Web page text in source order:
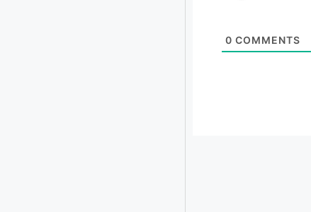
0 COMMENTS